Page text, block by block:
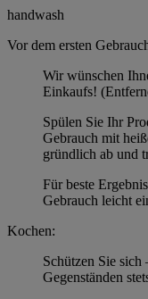
handwash
Vor dem ersten
Wir wünschen
Einkaufs!
Spülen Sie Ihr
Gebrauch mit
gründlich ab und
Für beste
Gebrauch leicht
Kochen:
Schützen Sie
Gegenständen